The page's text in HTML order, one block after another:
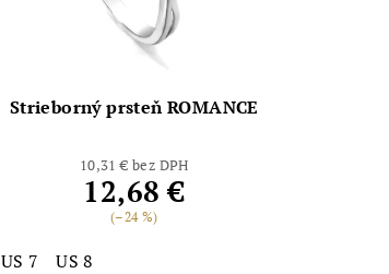
Strieborný prsteň ROMANCE
10,31 € bez DPH
12,68 €
(–24 %)
US 7
US 8